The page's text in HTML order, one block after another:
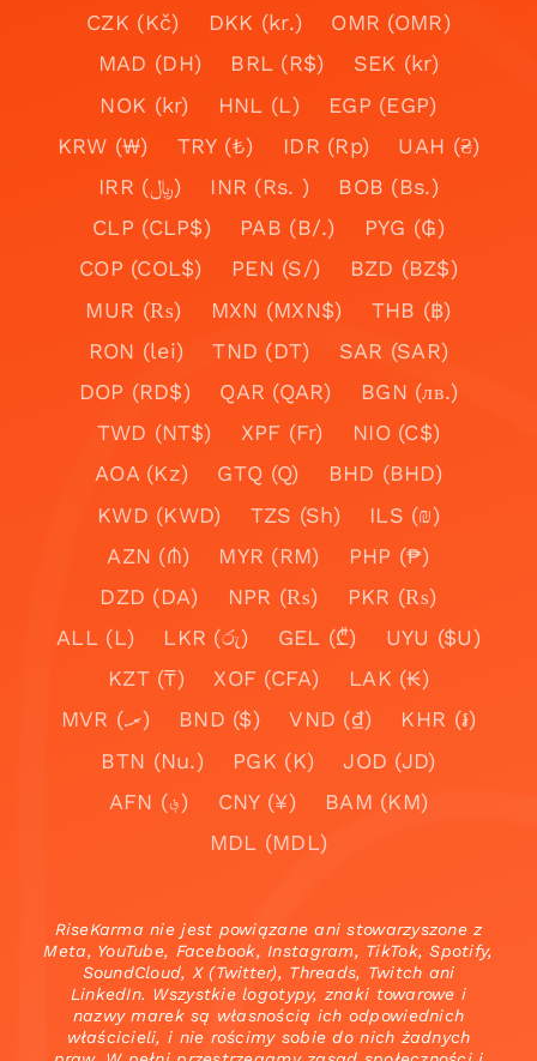
CZK (Kč)
DKK (kr.)
OMR (OMR)
MAD (DH)
BRL (R$)
SEK (kr)
NOK (kr)
HNL (L)
EGP (EGP)
KRW (₩)
TRY (₺) IDR (Rp)
UAH (₴)
IRR (﷼)
INR (Rs. )
BOB (Bs.)
CLP (CLP$)
PAB (B/.)
PYG (₲)
COP (COL$)
PEN (S/)
BZD (BZ$)
MUR (₨)
MXN (MXN$)
THB (฿)
RON (lei)
TND (DT)
SAR (SAR)
DOP (RD$)
QAR (QAR)
BGN (лв.)
TWD (NT$)
XPF (Fr)
NIO (C$)
AOA (Kz)
GTQ (Q)
BHD (BHD)
KWD (KWD)
TZS (Sh)
ILS (₪)
AZN (₼)
MYR (RM)
PHP (₱)
DZD (DA)
NPR (₨)
PKR (₨)
ALL (L)
LKR (රු) GEL (₾)
UYU ($U)
KZT (₸)
XOF (CFA)
LAK (₭)
MVR (.ރ)
BND ($) VND (₫)
KHR (៛)
BTN (Nu.)
PGK (K)
JOD (JD)
AFN (؋)
CNY (¥)
BAM (KM)
MDL (MDL)
RiseKarma nie jest powiązane ani stowarzyszone z
Meta, YouTube, Facebook, Instagram, TikTok, Spotify,
SoundCloud, X (Twitter), Threads, Twitch ani
LinkedIn. Wszystkie logotypy, znaki towarowe i
nazwy marek są własnością ich odpowiednich
właścicieli, i nie rościmy sobie do nich żadnych